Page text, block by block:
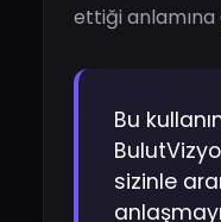
ettiği anlamına
Bu
sizinle